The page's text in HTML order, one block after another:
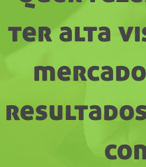
ter alta